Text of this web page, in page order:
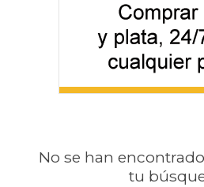
No se han
tu